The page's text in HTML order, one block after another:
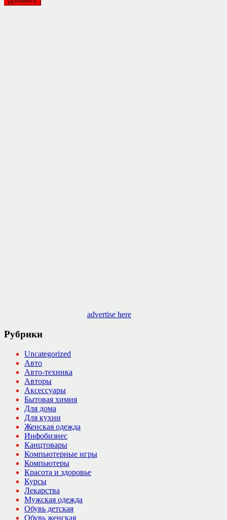
advertise here
Рубрики
Uncategorized
Авто
Авто-техника
Авторы
Аксессуары
Бытовая химия
Для дома
Для кухни
Женская одежда
Инфобизнес
Канцтовары
Компьютерные игры
Компьютеры
Красота и здоровье
Курсы
Лекарства
Мужская одежда
Обувь детская
Обувь женская